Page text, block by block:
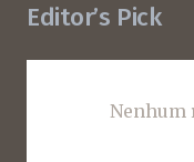
Editor’s Pick
Nenhum